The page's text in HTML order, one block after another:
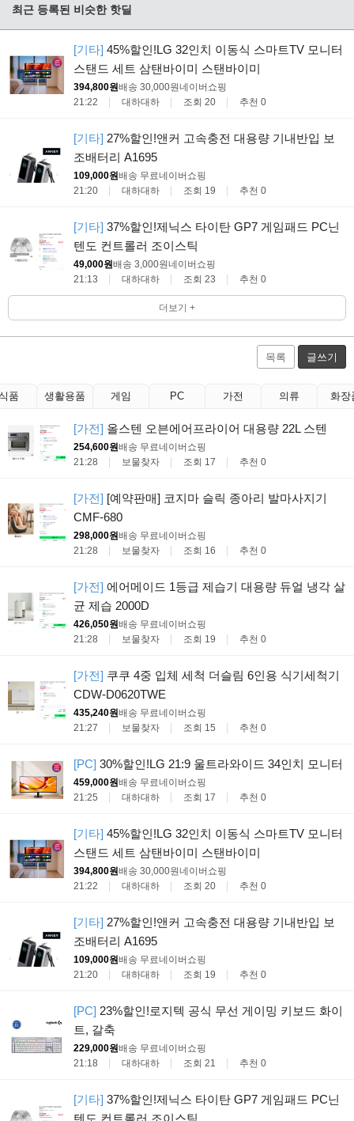
최근 등록된 비슷한 핫딜
[기타] 45%할인!LG 32인치 이동식 스마트TV 모니터
스탠드 세트 삼탠바이미 스탠바이미
394,800원배송 30,000원네이버쇼핑
21:22
대하대하 조회 20 추천 0
[기타] 27%할인!앤커 고속충전 대용량 기내반입 보
조배터리 A1695
109,000원배송 무료네이버쇼핑
21:20
대하대하 조회 19 추천 0
[기타] 37%할인!제닉스 타이탄 GP7 게임패드 PC닌
텐도 컨트롤러 조이스틱
49,000원배송 3,000원네이버쇼핑
21:13
대하대하 조회 23 추천 0
더보기 +
목록 글쓰기
품 생활용품 게임 PC 가전 의류 화장
[가전] 올스텐 오븐에어프라이어 대용량 22L 스텐
254,600원배송 무료네이버쇼핑
21:28
보물찾자 조회 17 추천 0
[가전] [예약판매] 코지마 슬릭 종아리 발마사지기
CMF-680
298,000원배송 무료네이버쇼핑
21:28
보물찾자 조회 16 추천 0
[가전] 에어메이드 1등급 제습기 대용량 듀얼 냉각 살
균 제습 2000D
426,050원배송 무료네이버쇼핑
21:28
보물찾자 조회 19 추천 0
[가전] 쿠쿠 4중 입체 세척 더슬림 6인용 식기세척기
CDW-D0620TWE
435,240원배송 무료네이버쇼핑
21:27
보물찾자 조회 15 추천 0
[PC] 30%할인!LG 21:9 울트라와이드 34인치 모니터
459,000원배송 무료네이버쇼핑
21:25
대하대하 조회 17 추천 0
[기타] 45%할인!LG 32인치 이동식 스마트TV 모니터
스탠드 세트 삼탠바이미 스탠바이미
394,800원배송 30,000원네이버쇼핑
21:22
대하대하 조회 20 추천 0
[기타] 27%할인!앤커 고속충전 대용량 기내반입 보
조배터리 A1695
109,000원배송 무료네이버쇼핑
21:20
대하대하 조회 19 추천 0
[PC] 23%할인!로지텍 공식 무선 게이밍 키보드 화이
트, 갈축
229,000원배송 무료네이버쇼핑
21:18
대하대하 조회 21 추천 0
[기타] 37%할인!제닉스 타이탄 GP7 게임패드 PC닌
텐도 컨트롤러 조이스틱